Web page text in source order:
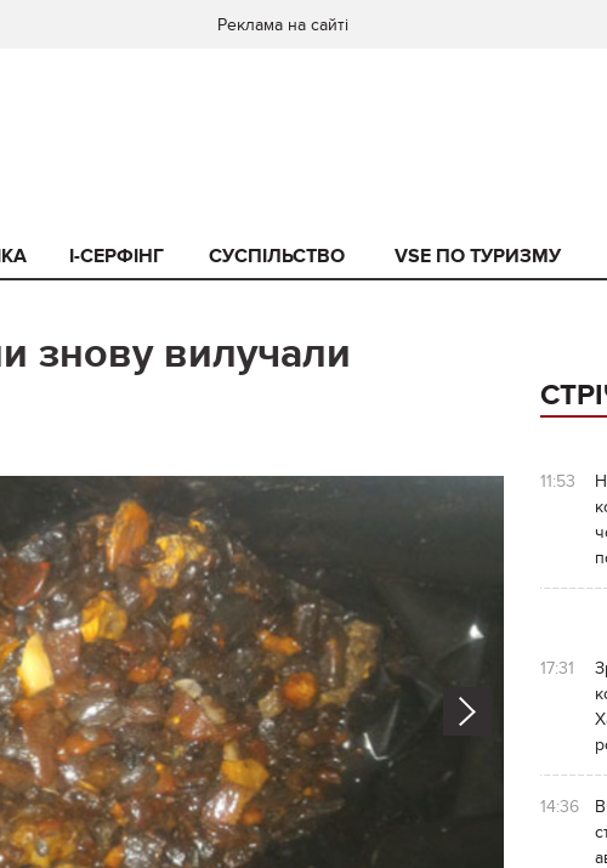
Реклама на сайті
I-СЕРФІНГ СУСПІЛЬСТВО VSE ПО ТУРИЗМУ
знову вилучали
11:53
17:31
14:36